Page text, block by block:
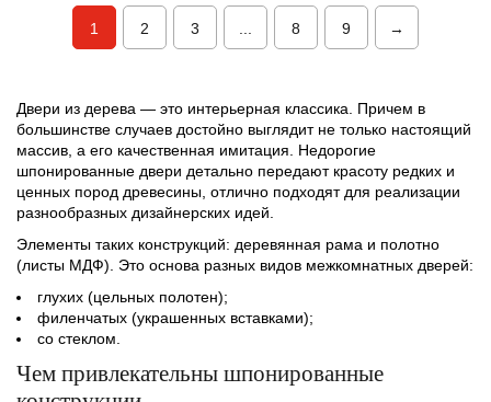
1 2 3 ... 8 9 →
Двери из дерева — это интерьерная классика. Причем в
большинстве случаев достойно выглядит не только настоящий
массив, а его качественная имитация. Недорогие
шпонированные двери детально передают красоту редких и
ценных пород древесины, отлично подходят для реализации
разнообразных дизайнерских идей.
Элементы таких конструкций: деревянная рама и полотно
(листы МДФ). Это основа разных видов межкомнатных дверей:
глухих (цельных полотен);
филенчатых (украшенных вставками);
со стеклом.
Чем привлекательны шпонированные